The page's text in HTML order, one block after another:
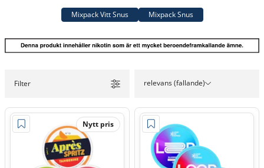
Mixpack Vitt Snus Mixpack Snus
Filter relevans (fallande)
Nytt pris